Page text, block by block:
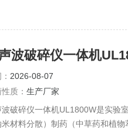
波破碎仪一体机
2026-08-07
质： 生产厂家
波破碎仪一体机UL1800W是实验
米材料分散）制药（中草药和植